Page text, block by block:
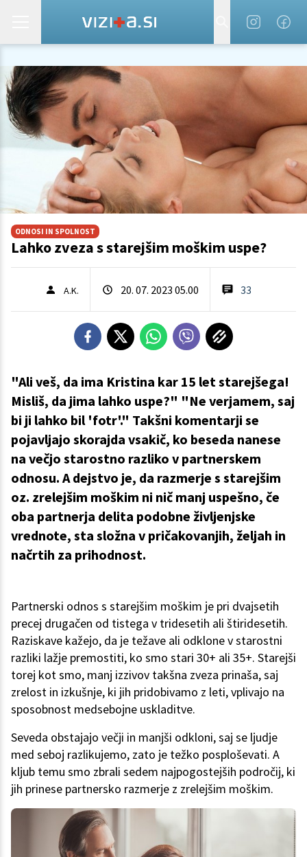
ODNOSI IN SPOLNOST
Lahko zveza s starejšim moškim uspe?
A.K. 20. 07. 2023 05.00 33
"Ali veš, da ima Kristina kar 15 let starejšega!
Misliš, da jima lahko uspe?" "Ne verjamem, saj
bi ji lahko bil 'fotr'." Takšni komentarji se
pojavljajo skorajda vsakič, ko beseda nanese
na večjo starostno razliko v partnerskem
odnosu. A dejstvo je, da razmerje s starejšim
oz. zrelejšim moškim ni nič manj uspešno, če
oba partnerja delita podobne življenjske
vrednote, sta složna v pričakovanjih, željah in
načrtih za prihodnost.
Partnerski odnos s starejšim moškim je pri dvajsetih
precej drugačen od tistega v tridesetih ali štiridesetih.
Raziskave kažejo, da je težave ali odklone v starostni
razliki lažje premostiti, ko smo stari 30+ ali 35+. Starejši
torej kot smo, manj izzivov takšna zveza prinaša, saj
zrelost in izkušnje, ki jih pridobivamo z leti, vplivajo na
sposobnost medsebojne uskladitve.
Seveda obstajajo večji in manjši odkloni, saj se ljudje
med seboj razlikujemo, zato je težko posploševati. A
kljub temu smo zbrali sedem najpogostejših področij, ki
jih prinese partnersko razmerje z zrelejšim moškim.